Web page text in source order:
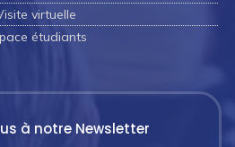
virtuelle
étudiants
à notre Newsletter